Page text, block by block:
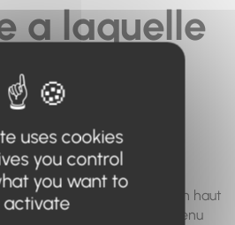
a laquelle
à
n'existe
ou plus.
le moteur de recherche en haut
menu pour trouver le contenu
uses cookies
you control
you want to
activate